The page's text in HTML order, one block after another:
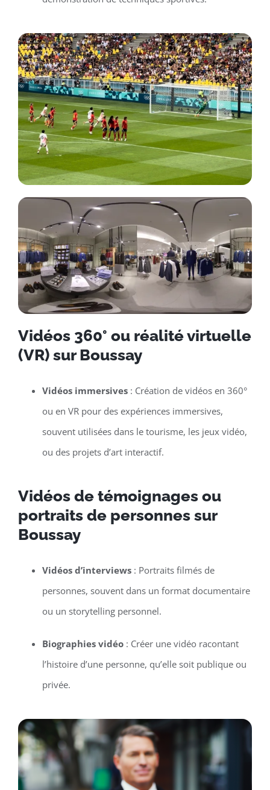
Vidéos 360° ou réalité virtuelle
(VR) sur Boussay
Vidéos immersives: Création de vidéos en 360°
ou en VR pour des expériences immersives,
souvent utilisées dans le tourisme, les jeux vidéo,
ou des projets d’art interactif.
Vidéos de témoignages ou
portraits de personnes sur
Boussay
Vidéos d’interviews: Portraits filmés de
personnes, souvent dans un format documentaire
ou un storytelling personnel.
Biographies vidéo: Créer une vidéo racontant
l’histoire d’une personne, qu’elle soit publique ou
privée.